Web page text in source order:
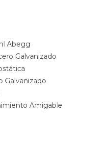
Abegg
Galvanizado
Galvanizado
Amigable